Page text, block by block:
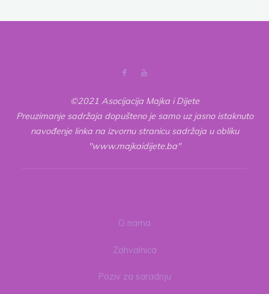
roditelje
emanet"
©2021 Asocijacija Majka i Dijete
Preuzimanje sadržaja dopušteno je samo uz jasno istaknuto
navođenje linka na izvornu stranicu sadržaja u obliku
"www.majkaidijete.ba"
O nama
Zahvalnica
Poziv za saradnju